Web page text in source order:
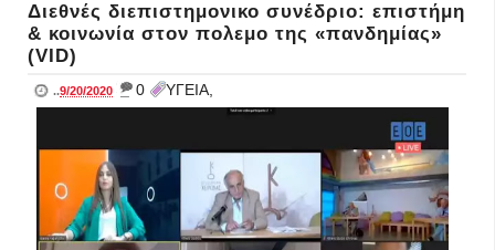
Διεθνές διεπιστημονικο συνέδριο: επιστήμη
& κοινωνία στον πολεμο της «πανδημίας»
(VID)
..9/20/2020 _ 0 ΥΓΕΙΑ,